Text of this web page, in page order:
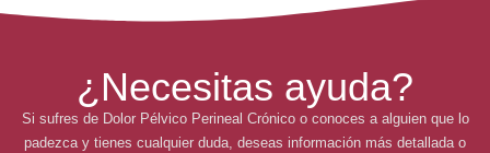
¿Necesitas ayuda?
Si sufres de Dolor Pélvico Perineal Crónico o conoces a alguien que lo
padezca y tienes cualquier duda, deseas información más detallada o